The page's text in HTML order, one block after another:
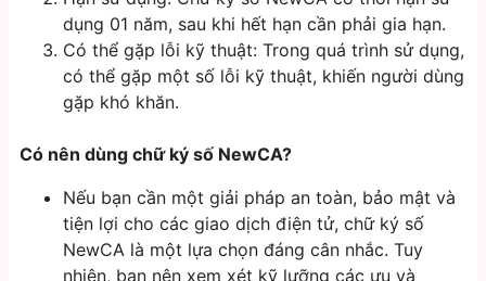
dụng 01 năm, sau khi hết hạn cần phải gia hạn.
Có thể gặp lỗi kỹ thuật: Trong quá trình sử dụng,
có thể gặp một số lỗi kỹ thuật, khiến người dùng
gặp khó khăn.
Có nên dùng chữ ký số NewCA?
Nếu bạn cần một giải pháp an toàn, bảo mật và
tiện lợi cho các giao dịch điện tử, chữ ký số
NewCA là một lựa chọn đáng cân nhắc. Tuy
nhiên, bạn nên xem xét kỹ lưỡng các ưu và